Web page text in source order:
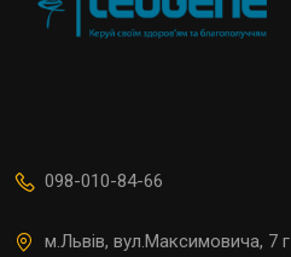
098-010-84-66
м.Львів, вул.Максимовича, 7 г